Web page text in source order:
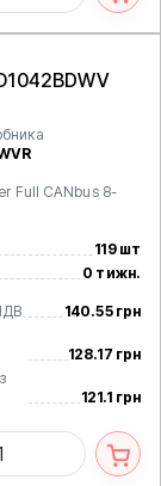
Full CANbus 8-
119 шт
0 тижн.
140.55 грн
128.17 грн
121.1 грн